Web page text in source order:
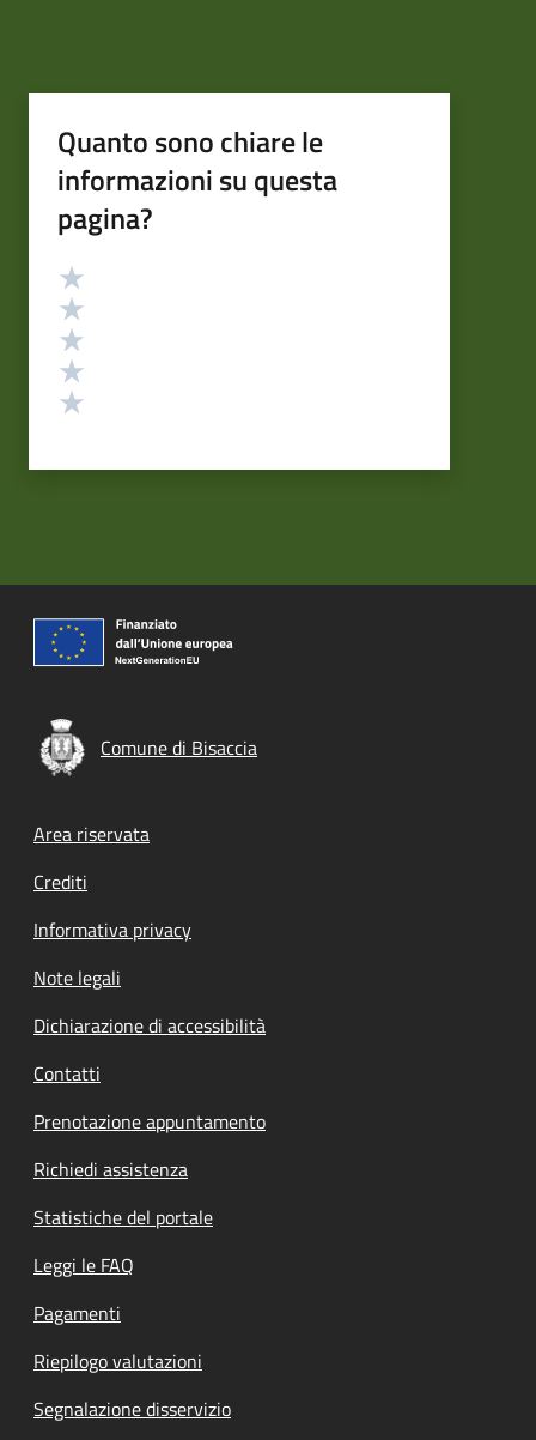
Quanto sono chiare le
informazioni su questa
pagina?
Valutazione
Comune di Bisaccia
Footer menu
Area riservata
Crediti
Informativa privacy
Note legali
Dichiarazione di accessibilità
Contatti
Prenotazione appuntamento
Richiedi assistenza
Statistiche del portale
Leggi le FAQ
Pagamenti
Riepilogo valutazioni
Segnalazione disservizio